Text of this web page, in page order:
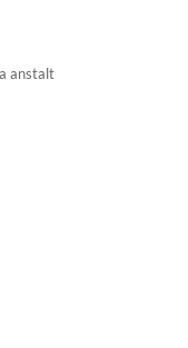
anstalt